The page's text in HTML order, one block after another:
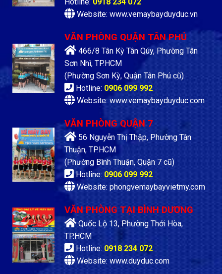
Website: www.vemaybayduyduc.vn
VĂN PHÒNG QUẬN TÂN PHÚ
466/8 Tân Kỳ Tân Qúy, Phường Tân
Sơn Nhì, TP.HCM
(Phường Sơn Kỳ, Quận Tân Phú cũ)
Hotline: 0906 099 992
Website: www.vemaybayduyduc.com
VĂN PHÒNG QUẬN 7
56 Nguyễn Thị Thập, Phường Tân
Thuận, TP.HCM
(Phường Bình Thuận, Quận 7 cũ)
Hotline: 0906 099 992
Website: phongvemaybayvietmy.com
VĂN PHÒNG TẠI BÌNH DƯƠNG
Quốc Lộ 13, Phường Thới Hòa,
TP.HCM
Hotline: 0918 234 072
Website: www.duyduc.com